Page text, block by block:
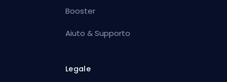
Booster
Aiuto & Supporto
Legale